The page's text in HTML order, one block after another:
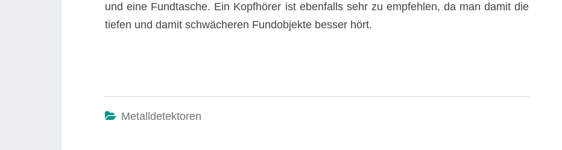
und eine Fundtasche. Ein Kopfhörer ist ebenfalls sehr zu empfehlen, da man damit die
tiefen und damit schwächeren Fundobjekte besser hört.
Metalldetektoren